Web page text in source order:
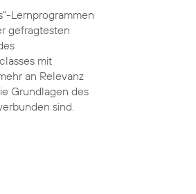
Lernprogrammen
gefragtesten
mit
an Relevanz
Grundlagen des
sind.